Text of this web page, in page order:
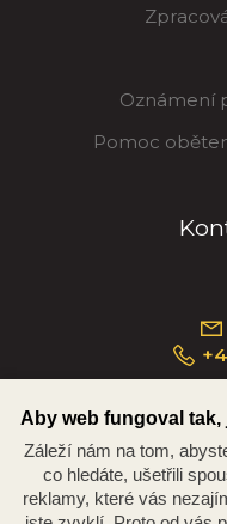
Oznámení
Pomoc
Náměstí
Aby web fungoval
Záleží nám na tom,
co hledáte, ušetřili
reklamy, které vás